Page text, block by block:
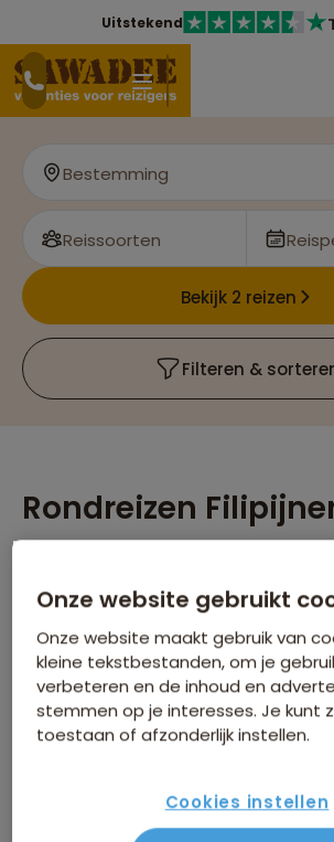
Uitstekend
Bestemming
Reissoorten
Bekijk 2 reizen
Filteren &
Rondreizen
de Stille Oceaan. Je beleeft de
tussen de vriendelijke bewoners met
en grenzeloze gastvrijheid.
Lees verder
Er is1reis die voldoet aan
Filipijnen
Verwijder alle filters
Onze website gebruikt
Onze website maakt gebruik van
kleine tekstbestanden, om je
verbeteren en de inhoud en
stemmen op je interesses. Je kunt
toestaan of afzonderlijk instellen.
Cookies instellen